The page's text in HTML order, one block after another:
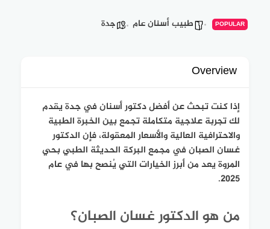
POPULAR طبيب أسنان عام جدة
Overview
إذا كنت تبحث عن أفضل دكتور أسنان في جدة يقدم
لك تجربة علاجية متكاملة تجمع بين الخبرة الطبية
والاحترافية العالية والأسعار المعقولة، فإن الدكتور
غسان الصبان في مجمع البركة الحديثة الطبي بحي
المروة يعد من أبرز الخيارات التي يُنصح بها في عام
2025.
من هو الدكتور غسان الصبان؟